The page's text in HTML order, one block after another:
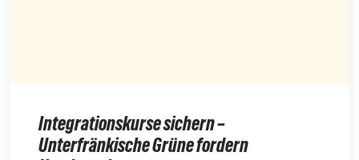
Integrationskurse sichern –
Unterfränkische Grüne fordern